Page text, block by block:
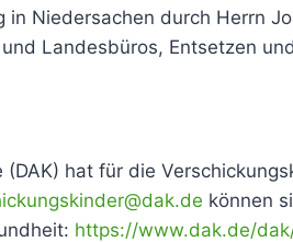
in Niedersachen durch Herrn
Landesbüros, Entsetzen
hat für die
können
https://www.dak.de/